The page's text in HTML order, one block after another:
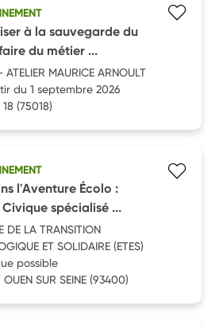
à la sauvegarde du
du métier ...
ATELIER MAURICE ARNOULT
du 1 septembre 2026
18 (75018)
l'Aventure Écolo :
spécialisé ...
DE LA TRANSITION
ET SOLIDAIRE (ETES)
possible
OUEN SUR SEINE (93400)